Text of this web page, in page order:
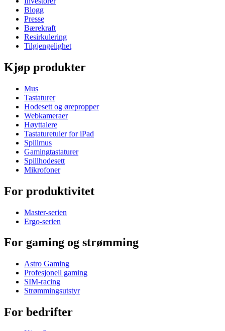
Blogg
Presse
Bærekraft
Resirkulering
Tilgjengelighet
Kjøp produkter
Mus
Tastaturer
Hodesett og ørepropper
Webkameraer
Høyttalere
Tastaturetuier for iPad
Spillmus
Gamingtastaturer
Spillhodesett
Mikrofoner
For produktivitet
Master-serien
Ergo-serien
For gaming og strømming
Astro Gaming
Profesjonell gaming
SIM-racing
Strømmingsutstyr
For bedrifter